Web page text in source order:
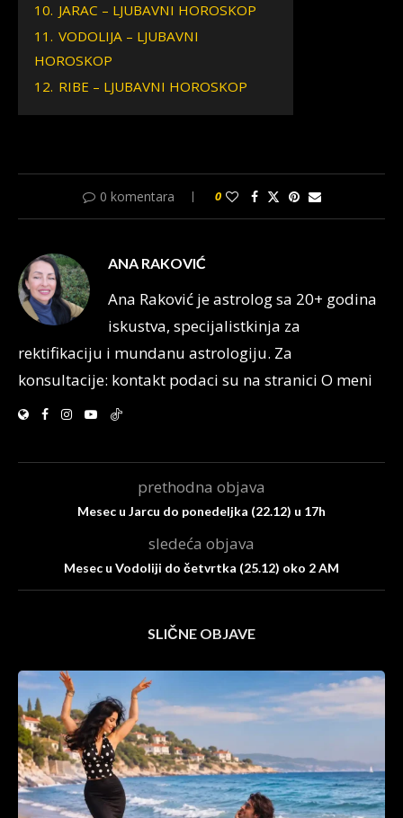
10. JARAC – LJUBAVNI HOROSKOP
11. VODOLIJA – LJUBAVNI
HOROSKOP
12. RIBE – LJUBAVNI HOROSKOP
0 komentara 0
ANA RAKOVIĆ
Ana Raković je astrolog sa 20+ godina
iskustva, specijalistkinja za
rektifikaciju i mundanu astrologiju. Za
konsultacije: kontakt podaci su na stranici O meni
prethodna objava
Mesec u Jarcu do ponedeljka (22.12) u 17h
sledeća objava
Mesec u Vodoliji do četvrtka (25.12) oko 2 AM
SLIČNE OBJAVE